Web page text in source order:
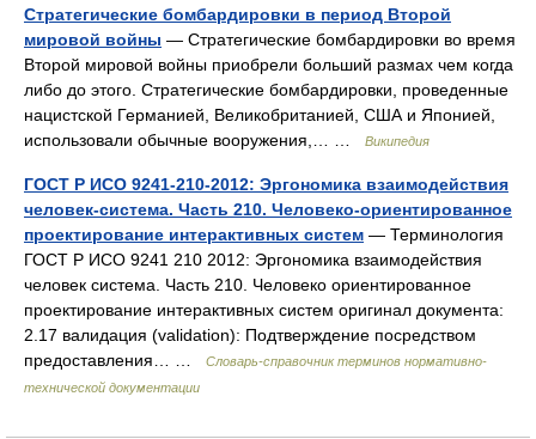
Стратегические бомбардировки в период Второй
мировой войны — Стратегические бомбардировки во время
Второй мировой войны приобрели больший размах чем когда
либо до этого. Стратегические бомбардировки, проведенные
нацистской Германией, Великобританией, США и Японией,
использовали обычные вооружения,… …
Википедия
ГОСТ Р ИСО 9241-210-2012: Эргономика взаимодействия
человек-система. Часть 210. Человеко-ориентированное
проектирование интерактивных систем — Терминология
ГОСТ Р ИСО 9241 210 2012: Эргономика взаимодействия
человек система. Часть 210. Человеко ориентированное
проектирование интерактивных систем оригинал документа:
2.17 валидация (validation): Подтверждение посредством
предоставления… …
Словарь-справочник терминов нормативно-
технической документации